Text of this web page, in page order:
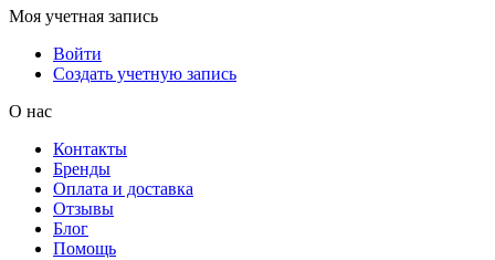
Моя учетная запись
Войти
Создать учетную запись
О нас
Контакты
Бренды
Оплата и доставка
Отзывы
Блог
Помощь